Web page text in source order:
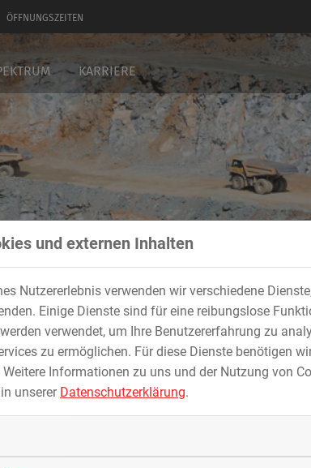
ÖFFNUNGSZEITEN
KARRIERE
und externen Inhalten
Nutzererlebnis verwenden wir verschiedene
Einige Dienste sind für eine reibungslose
verwendet, um Ihre Benutzererfahrung zu
zu ermöglichen. Für diese Dienste benötigen
Informationen zu uns und der Nutzung von
unserer Datenschutzerklärung.